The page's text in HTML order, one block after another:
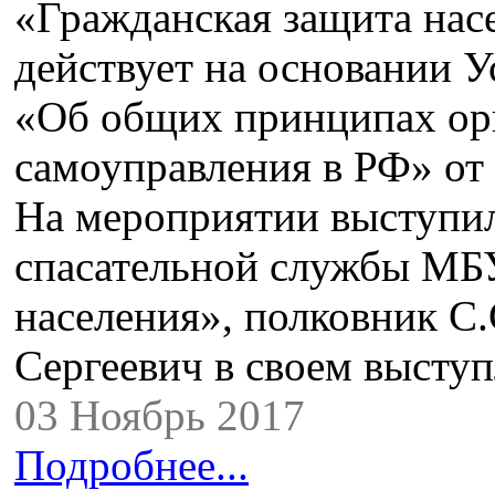
«Гражданская защита
действует на основании
«Об общих принципах
самоуправления в РФ»
На мероприятии
спасательной службы
населения», полковник
Сергеевич в своем
03 Ноябрь 2017
Подробнее...